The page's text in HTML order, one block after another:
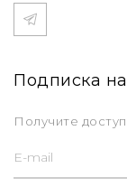
Подписка
Получите